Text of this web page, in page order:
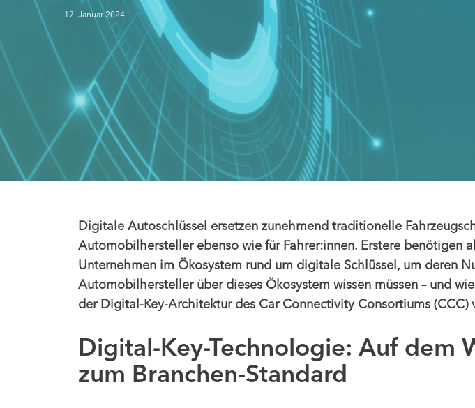
17. Januar 2024
Digitale Autoschlüssel ersetzen zunehmend traditionelle
Automobilhersteller ebenso wie für Fahrer:innen. Erstere benötigen
Unternehmen im Ökosystem rund um digitale Schlüssel, um deren
Automobilhersteller über dieses Ökosystem wissen müssen – und
der Digital-Key-Architektur des Car Connectivity Consortiums (CCC)
Digital-Key-Technologie: Auf dem
zum Branchen-Standard